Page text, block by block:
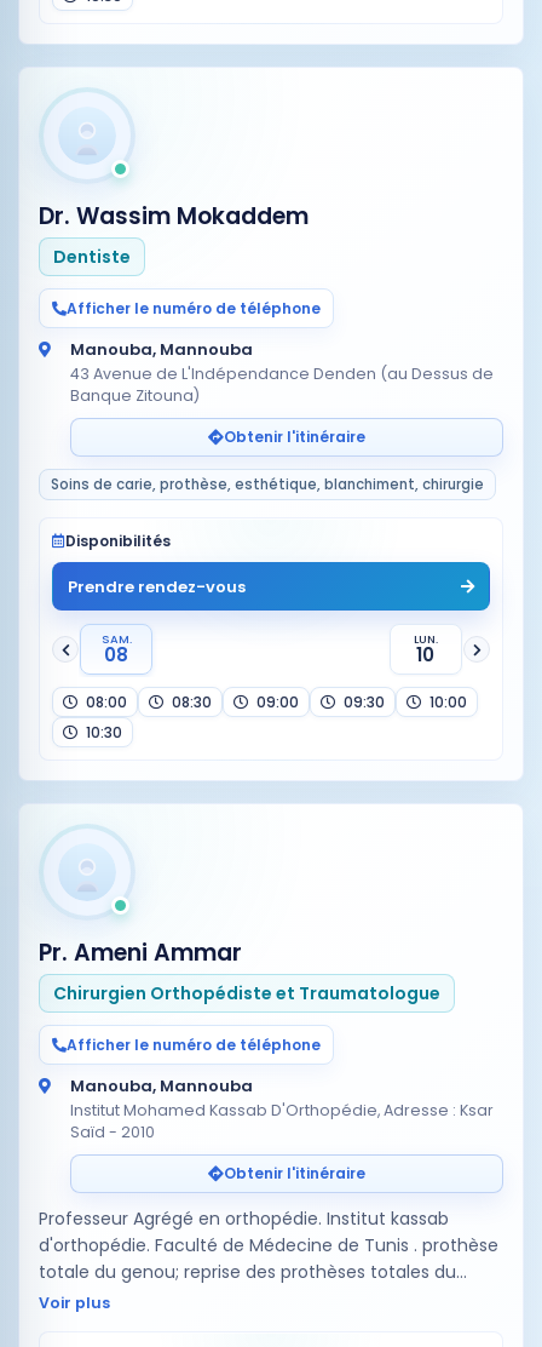
Dr. Wassim Mokaddem
Dentiste
Afficher le numéro de téléphone
Manouba, Mannouba
43 Avenue de L'Indépendance Denden (au Dessus de
Banque Zitouna)
Obtenir l'itinéraire
Soins de carie, prothèse, esthétique, blanchiment, chirurgie
Disponibilités
Prendre rendez-vous
SAM.
08
LUN.
10
08:00 08:30 09:00 09:30
10:00
10:30
Pr. Ameni Ammar
Chirurgien Orthopédiste et Traumatologue
Afficher le numéro de téléphone
Manouba, Mannouba
Institut Mohamed Kassab D'Orthopédie, Adresse : Ksar
Saïd - 2010
Obtenir l'itinéraire
Professeur Agrégé en orthopédie. Institut kassab
d'orthopédie. Faculté de Médecine de Tunis . prothèse
totale du genou; reprise des prothèses totales du
genou prise en charge des douleurs du genou,
Voir plus